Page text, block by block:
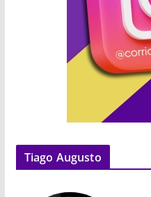
Tiago Augusto